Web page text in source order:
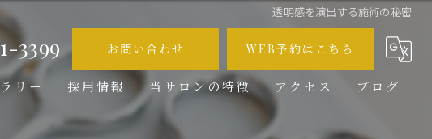
透明感を演出する施術の秘密
3399 お問い合わせ WEB予約はこちら
リー 採用情報 当サロンの特徴
メンズ
アクセス ブログ
コラム